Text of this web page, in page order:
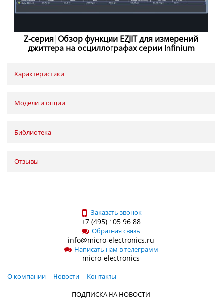
Z-серия|Обзор функции EZJIT для измерений
джиттера на осциллографах серии Infinium
Характеристики
Модели и опции
Библиотека
Отзывы
Заказать звонок
+7 (495) 105 96 88
Обратная связь
info@micro-electronics.ru
Написать нам в телеграмм
micro-electronics
О компании Новости
Контакты
ПОДПИСКА НА НОВОСТИ